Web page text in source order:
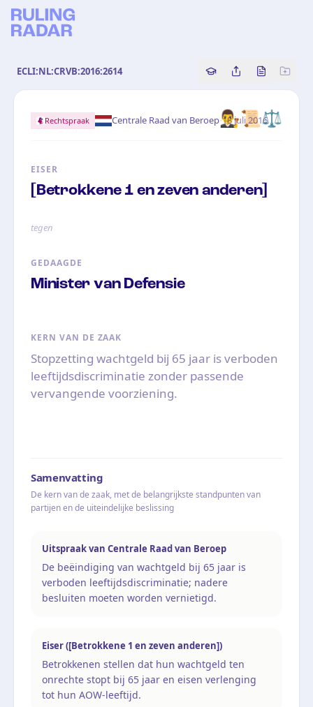
ECLI:NL:CRVB:2016:2614 Copy source
Share this
Bekijk
👨‍⚖️📜⚖️
Rechtspraak Centrale Raad van Beroep·18 juli 2016
EISER
[Betrokkene 1 en zeven anderen]
tegen
GEDAAGDE
Minister van Defensie
KERN VAN DE ZAAK
Stopzetting wachtgeld bij 65 jaar is verboden
leeftijdsdiscriminatie zonder passende
vervangende voorziening.
Samenvatting
De kern van de zaak, met de belangrijkste standpunten van
partijen en de uiteindelijke beslissing
Uitspraak van Centrale Raad van Beroep
De beëindiging van wachtgeld bij 65 jaar is
verboden leeftijdsdiscriminatie; nadere
besluiten moeten worden vernietigd.
Eiser ([Betrokkene 1 en zeven anderen])
Betrokkenen stellen dat hun wachtgeld ten
onrechte stopt bij 65 jaar en eisen verlenging
tot hun AOW-leeftijd.